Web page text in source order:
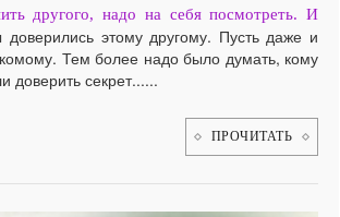
другого, надо на себя посмотреть. И
доверились этому другому. Пусть даже и
Тем более надо было думать, кому
доверить секрет......
ПРОЧИТАТЬ